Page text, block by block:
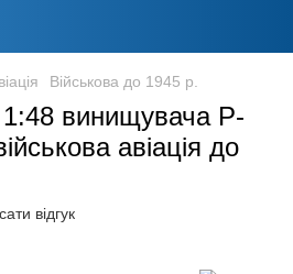
Військова до 1945 р.
винищувача P-
авіація до
відгук